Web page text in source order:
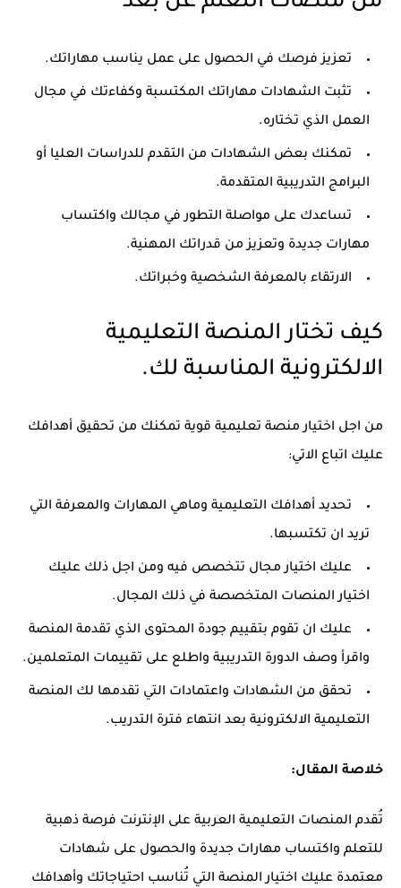
تعزيز فرصك في الحصول على عمل يناسب مهاراتك.
تثبت الشهادات مهاراتك المكتسبة وكفاءتك في مجال
العمل الذي تختاره.
تمكنك بعض الشهادات من التقدم للدراسات العليا أو
البرامج التدريبية المتقدمة.
تساعدك على مواصلة التطور في مجالك واكتساب
مهارات جديدة وتعزيز من قدراتك المهنية.
الارتقاء بالمعرفة الشخصية وخبراتك.
كيف تختار المنصة التعليمية
الالكترونية المناسبة لك.
من اجل اختيار منصة تعليمية قوية تمكنك من تحقيق أهدافك
عليك اتباع الاتي:
تحديد أهدافك التعليمية وماهي المهارات والمعرفة التي
تريد ان تكتسبها.
عليك اختيار مجال تتخصص فيه ومن اجل ذلك عليك
اختيار المنصات المتخصصة في ذلك المجال.
عليك ان تقوم بتقييم جودة المحتوى الذي تقدمة المنصة
واقرأ وصف الدورة التدريبية واطلع على تقييمات المتعلمين.
تحقق من الشهادات واعتمادات التي تقدمها لك المنصة
التعليمية الالكترونية بعد انتهاء فترة التدريب.
خلاصة المقال:
تُقدم المنصات التعليمية العربية على الإنترنت فرصة ذهبية
للتعلم واكتساب مهارات جديدة والحصول على شهادات
معتمدة عليك اختيار المنصة التي تُناسب احتياجاتك وأهدافك